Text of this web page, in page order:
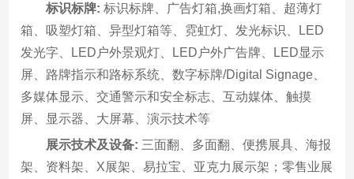
标识标牌: 标识标牌、广告灯箱,换画灯箱、超薄灯
箱、吸塑灯箱、异型灯箱等、霓虹灯、发光标识、LED
发光字、LED户外景观灯、LED户外广告牌、LED显示
屏、路牌指示和路标系统、数字标牌/Digital Signage、
多媒体显示、交通警示和安全标志、互动媒体、触摸
屏、显示器、大屏幕、演示技术等
展示技术及设备: 三面翻、多面翻、便携展具、海报
架、资料架、X展架、易拉宝、亚克力展示架；零售业展